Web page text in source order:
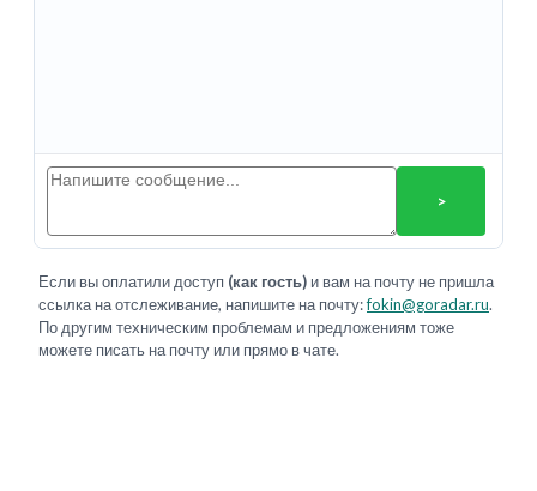
>
Если вы оплатили доступ (как гость) и вам на почту не пришла
ссылка на отслеживание, напишите на почту:fokin@goradar.ru.
По другим техническим проблемам и предложениям тоже
можете писать на почту или прямо в чате.